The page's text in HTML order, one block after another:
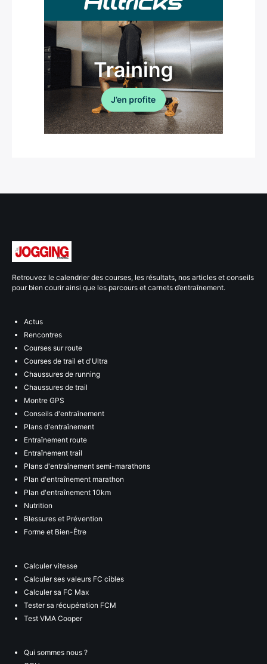
Retrouvez le calendrier des courses, les résultats, nos articles et conseils
pour bien courir ainsi que les parcours et carnets d’entraînement.
Actus
Rencontres
Courses sur route
Courses de trail et d'Ultra
Chaussures de running
Chaussures de trail
Montre GPS
Conseils d'entraînement
Plans d'entraînement
Entraînement route
Entraînement trail
Plans d'entraînement semi-marathons
Plan d'entraînement marathon
Plan d'entraînement 10km
Nutrition
Blessures et Prévention
Forme et Bien-Être
Calculer vitesse
Calculer ses valeurs FC cibles
Calculer sa FC Max
Tester sa récupération FCM
Test VMA Cooper
Qui sommes nous ?